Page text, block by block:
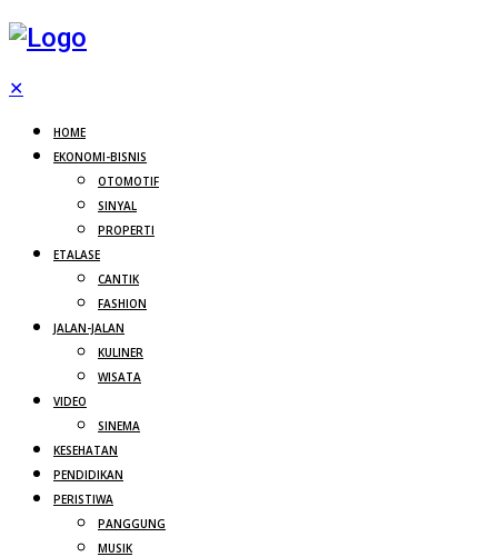
✕
HOME
EKONOMI-BISNIS
OTOMOTIF
SINYAL
PROPERTI
ETALASE
CANTIK
FASHION
JALAN-JALAN
KULINER
WISATA
VIDEO
SINEMA
KESEHATAN
PENDIDIKAN
PERISTIWA
PANGGUNG
MUSIK